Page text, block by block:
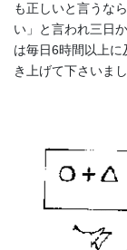
も正しいと言うな
い」と言われ三日
は毎日6時間以上に
き上げて下さいまし